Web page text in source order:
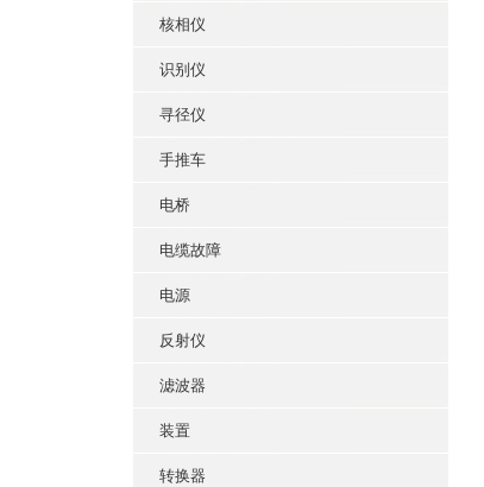
核相仪
识别仪
寻径仪
手推车
电桥
电缆故障
电源
反射仪
滤波器
装置
转换器